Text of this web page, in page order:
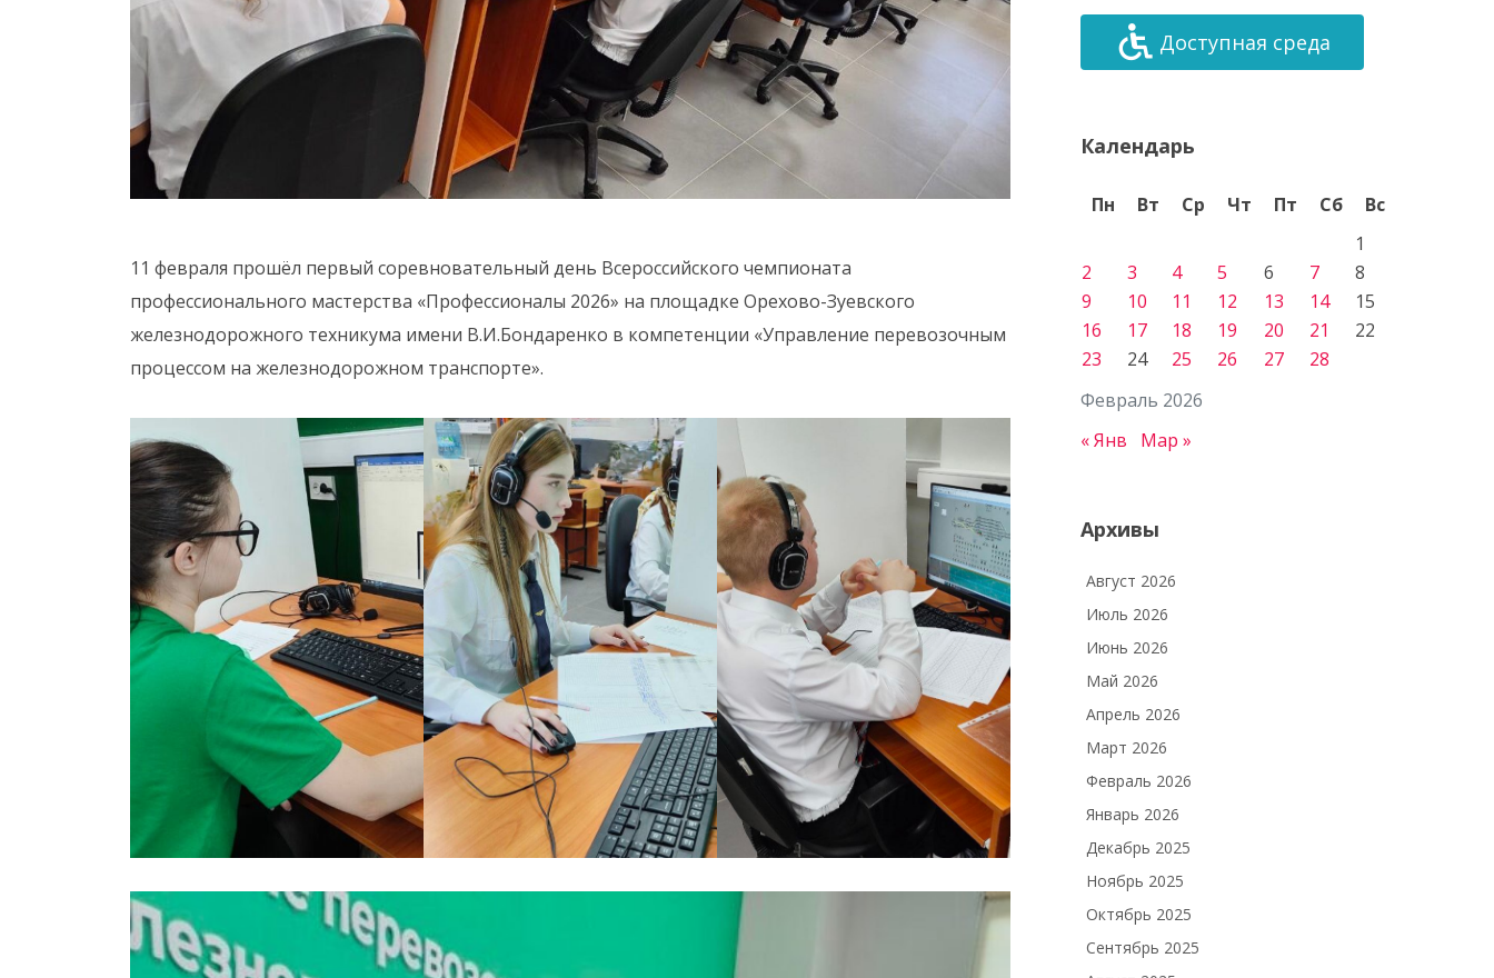
11 февраля прошёл первый соревновательный день Всероссийского чемпионата
профессионального мастерства «Профессионалы 2026» на площадке Орехово-Зуевского
железнодорожного техникума имени В.И.Бондаренко в компетенции «Управление перевозочным
процессом на железнодорожном транспорте».
Доступная среда
Календарь
Февраль 2026
Пн Вт Ср Чт Пт Сб
Вс
1
2
3 4 5 6 7
8
9
10 11 12 13 14
15
16
17 18 19 20 21
22
23
24 25 26 27 28
« Янв Мар »
Архивы
Август 2026
Июль 2026
Июнь 2026
Май 2026
Апрель 2026
Март 2026
Февраль 2026
Январь 2026
Декабрь 2025
Ноябрь 2025
Октябрь 2025
Сентябрь 2025